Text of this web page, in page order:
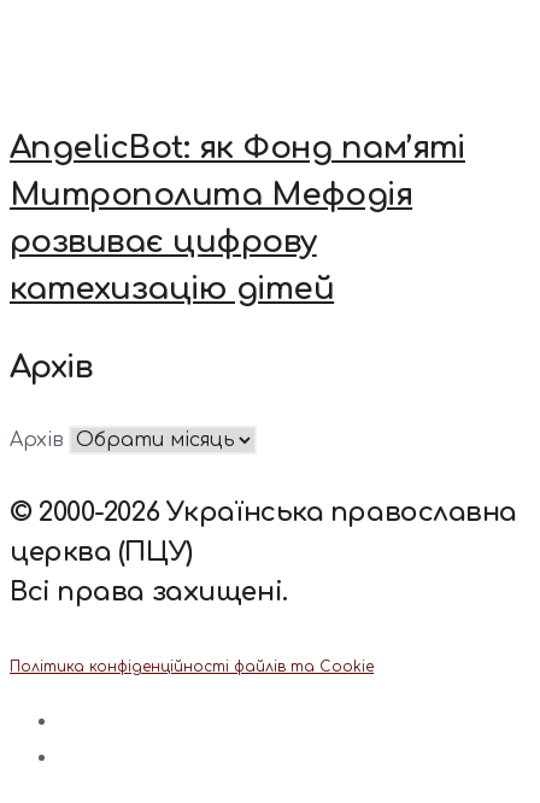
AngelicBot: як Фонд пам’яті
Митрополита Мефодія
розвиває цифрову
катехизацію дітей
Архів
Архів
© 2000-2026 Українська православна
церква (ПЦУ)
Всі права захищені.
Політика конфіденційності файлів та Cookie